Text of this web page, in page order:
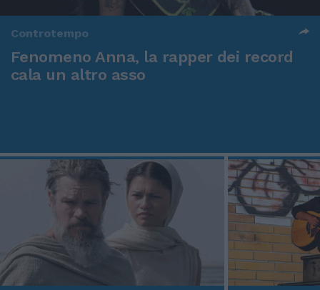
Controtempo
Fenomeno Anna, la rapper dei record
cala un altro asso